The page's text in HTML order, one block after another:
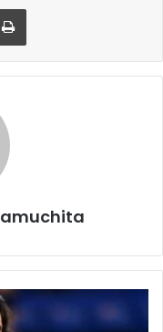
correo electrónicoImprimir